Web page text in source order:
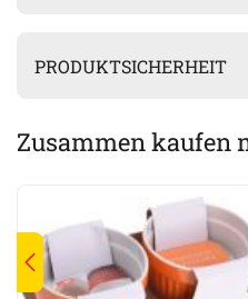
PRODUKTSICHERHEIT
Zusammen kaufen